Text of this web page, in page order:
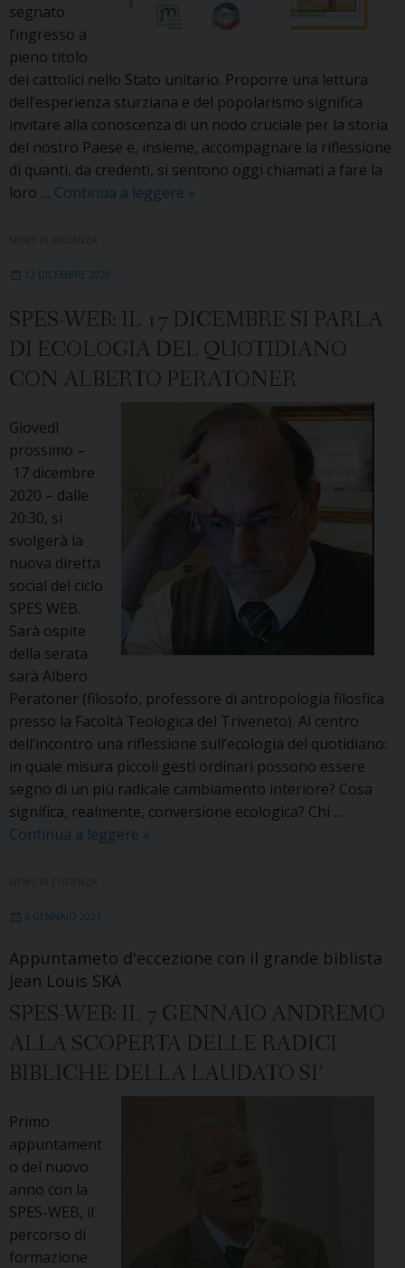
segnato
l’ingresso a
pieno titolo
dei cattolici nello Stato unitario. Proporre una lettura
dell’esperienza sturziana e del popolarismo significa
invitare alla conoscenza di un nodo cruciale per la storia
del nostro Paese e, insieme, accompagnare la riflessione
di quanti, da credenti, si sentono oggi chiamati a fare la
loro … Continua a leggere Cattolici
»
NEWS IN EVIDENZA
12 DICEMBRE 2020
SPES-WEB: IL 17 DICEMBRE SI PARLA
DI ECOLOGIA DEL QUOTIDIANO
CON ALBERTO PERATONER
Giovedì
prossimo –
17 dicembre
2020 – dalle
20:30, si
svolgerà la
nuova diretta
social del ciclo
SPES WEB.
Sarà ospite
della serata
sarà Albero
Peratoner (filosofo, professore di antropologia filosfica
presso la Facoltà Teologica del Triveneto). Al centro
dell’incontro una riflessione sull’ecologia del quotidiano:
in quale misura piccoli gesti ordinari possono essere
segno di un più radicale cambiamento interiore? Cosa
significa, realmente, conversione ecologica? Chi …
Continua a leggere SPES-
parla
ecologia
del
con
»
NEWS IN EVIDENZA
6 GENNAIO 2021
Appuntameto d'eccezione con il grande biblista
Jean Louis SKA
SPES-WEB: IL 7 GENNAIO ANDREMO
ALLA SCOPERTA DELLE RADICI
BIBLICHE DELLA LAUDATO SI’
Primo
appuntament
o del nuovo
anno con la
SPES-WEB, il
percorso di
formazione